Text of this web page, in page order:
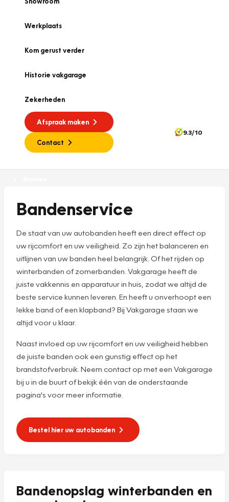
Werkplaats
Kom gerust verder
Historie vakgarage
Zekerheden
Afspraak maken
Contact
9.3/10
Bandenservice
De staat van uw autobanden heeft een direct effect op
uw rijcomfort en uw veiligheid. Zo zijn het balanceren en
uitlijnen van uw banden heel belangrijk. Of het rijden op
winterbanden of zomerbanden. Vakgarage heeft de
juiste vakkennis en apparatuur in huis, zodat we altijd de
beste service kunnen leveren. En heeft u onverhoopt een
lekke band of een klapband? Bij Vakgarage staan we
altijd voor u klaar.
Naast invloed op uw rijcomfort en uw veiligheid hebben
de juiste banden ook een gunstig effect op het
brandstofverbruik. Neem contact op met een Vakgarage
bij u in de buurt of bekijk één van de onderstaande
pagina's voor meer informatie.
Bestel hier uw autobanden
Bandenopslag winterbanden en